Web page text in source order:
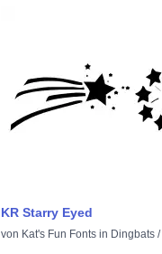
KR Starry Eyed
von Kat's Fun Fonts in Dingbats /